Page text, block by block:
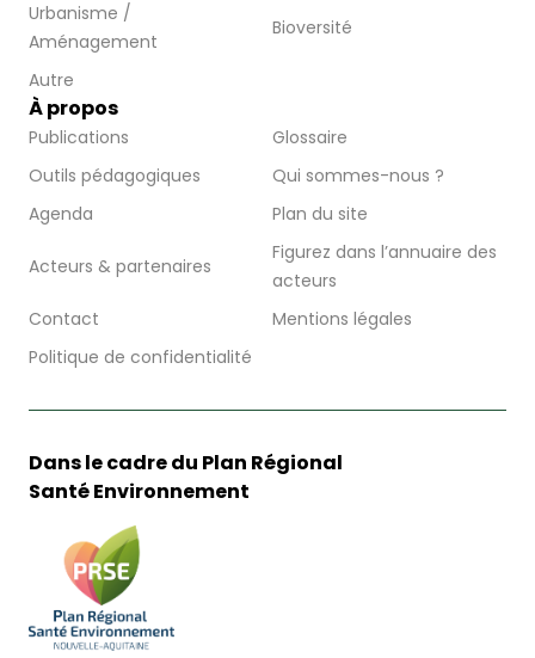
Urbanisme /
Aménagement
Bioversité
Autre
À propos
Publications
Glossaire
Outils pédagogiques
Qui sommes-nous ?
Agenda
Plan du site
Acteurs & partenaires
Figurez dans l’annuaire des
acteurs
Contact
Mentions légales
Politique de confidentialité
Dans le cadre du Plan Régional
Santé Environnement